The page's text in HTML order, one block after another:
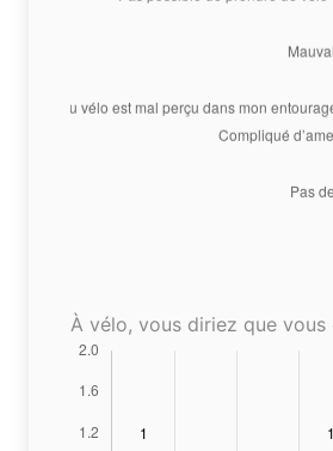
À vélo, vous diriez que vous